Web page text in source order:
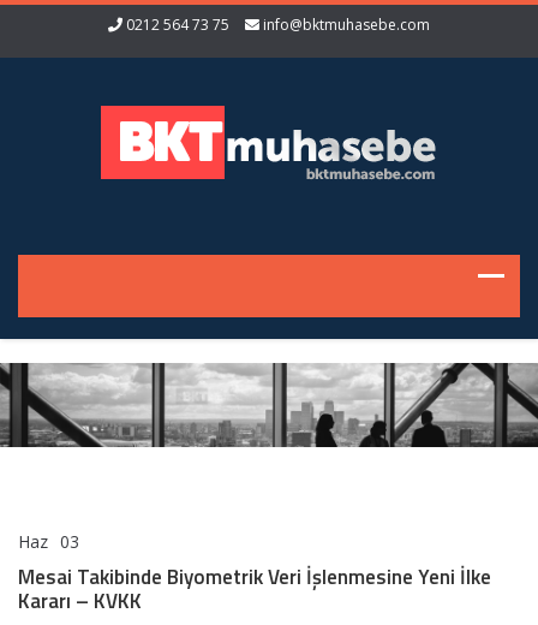
0212 564 73 75 info@bktmuhasebe.com
Haz 03
Biyometrik
Veri
Mesai Takibinde Biyometrik Veri İşlenmesine Yeni İlke
Kararı – KVKK